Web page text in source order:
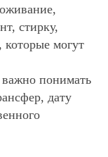
стирку,
могут
понимать
дату